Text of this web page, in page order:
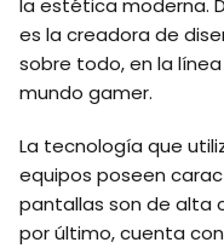
la estética moderna.
es la creadora de
sobre todo, en la
mundo gamer.
La tecnología que
equipos poseen
pantallas son de alta
por último, cuenta